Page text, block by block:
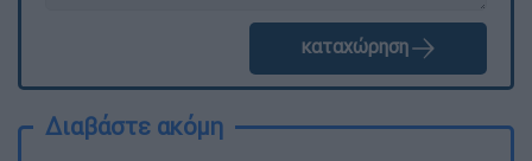
καταχώρηση
Διαβάστε ακόμη